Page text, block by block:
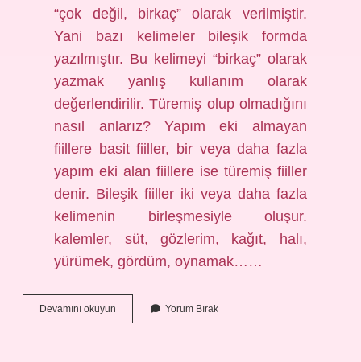
“çok değil, birkaç” olarak verilmiştir.
Yani bazı kelimeler bileşik formda
yazılmıştır. Bu kelimeyi “birkaç” olarak
yazmak yanlış kullanım olarak
değerlendirilir. Türemiş olup olmadığını
nasıl anlarız? Yapım eki almayan
fiillere basit fiiller, bir veya daha fazla
yapım eki alan fiillere ise türemiş fiiller
denir. Bileşik fiiller iki veya daha fazla
kelimenin birleşmesiyle oluşur.
kalemler, süt, gözlerim, kağıt, halı,
yürümek, gördüm, oynamak……
Devamını okuyun
Birleşik
Yorum Bırak